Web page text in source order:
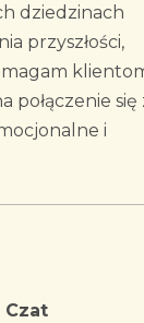
dziedzinach
przyszłości,
połączenie się
i
Czat